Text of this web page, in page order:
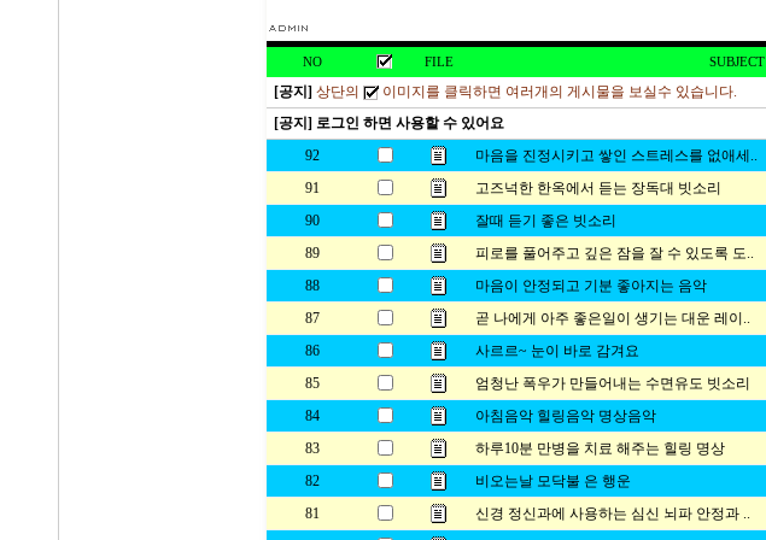
NO FILE SUBJECT
[공지] 상단의
이미지를 클릭하면 여러개의 게시물을 보실수 있습니다.
[공지] 로그인 하면 사용할 수 있어요
92
마음을 진정시키고 쌓인 스트레스를 없애세..
91
고즈넉한 한옥에서 듣는 장독대 빗소리
90
잘때 듣기 좋은 빗소리
89
피로를 풀어주고 깊은 잠을 잘 수 있도록 도..
88
마음이 안정되고 기분 좋아지는 음악
87
곧 나에게 아주 좋은일이 생기는 대운 레이..
86
사르르~ 눈이 바로 감겨요
85
엄청난 폭우가 만들어내는 수면유도 빗소리
84
아침음악 힐링음악 명상음악
83
하루10분 만병을 치료 해주는 힐링 명상
82
비오는날 모닥불 은 행운
81
신경 정신과에 사용하는 심신 뇌파 안정과 ..